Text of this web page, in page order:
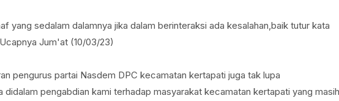
yang sedalam dalamnya jika dalam berinteraksi ada kesalahan,baik tutur kata
Jum'at (10/03/23)
pengurus partai Nasdem DPC kecamatan kertapati juga tak lupa
didalam pengabdian kami terhadap masyarakat kecamatan kertapati yang masih